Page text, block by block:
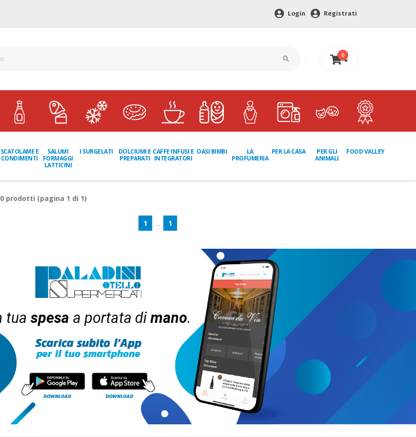
Login Registrati
0
0 €
SCATOLAME E
CONDIMENTI
SALUMI
FORMAGGI
LATTICINI
I SURGELATI
DOLCIUMI E
PREPARATI
CAFFE INFUSI E
INTEGRATORI
OASI BIMBI
LA
PROFUMERIA
PER LA CASA
PER GLI
ANIMALI
FOOD VALLEY
0 prodotti (pagina 1 di 1)
1 ... 1